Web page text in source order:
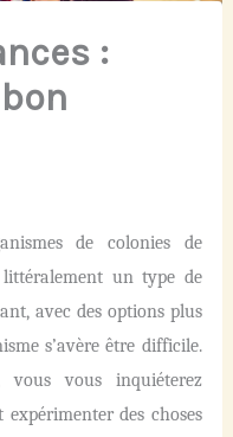
:
de colonies de
littéralement un type de
avec des options plus
s’avère être difficile.
vous inquiéterez
des choses